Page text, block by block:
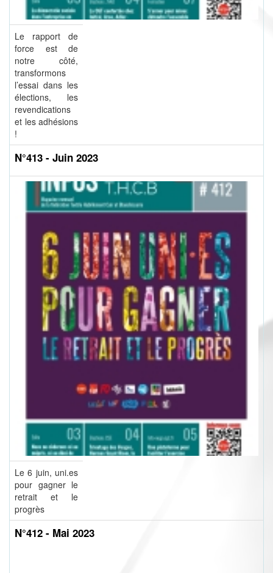
Le rapport de
force est de
notre côté,
transformons
l’essai dans les
élections, les
revendications
et les adhésions
!
N°413 - Juin 2023
Le 6 juin, uni.es
pour gagner le
retrait et le
progrès
N°412 - Mai 2023